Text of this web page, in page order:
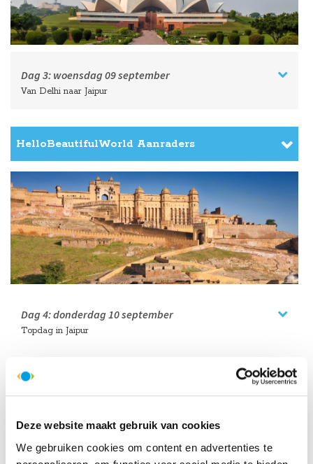
Deze website maakt gebruik van cookies
We gebruiken cookies om content en advertenties te
Dag 3: woensdag 09 september
Van Delhi naar Jaipur
HelloBeautifulWorld Aanraders
Dag 4:donderdag 10 september
Topdag in Jaipur
HelloBeautifulWorld Aanraders
11 september
Via Fatehpur Sikri naar Agra